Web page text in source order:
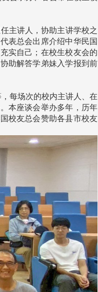
主讲人，协助主讲学校之
表总会出席介绍中华民国
实自己；在校生校友会的
助解答学弟妹入学报到前
每场次的校内主讲人、在
本座谈会举办多年，历年
校友总会赞助各县市校友